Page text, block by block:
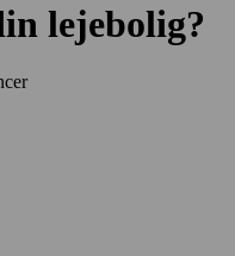
lejebolig?